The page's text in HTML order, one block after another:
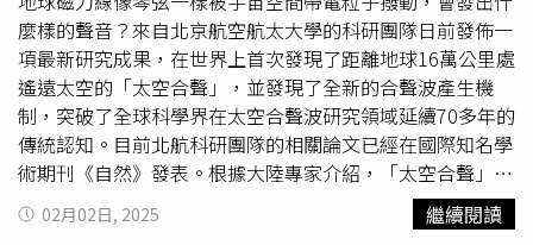
麼樣的聲音？來自北京航空航太大學的科研團隊日前發佈一
項最新研究成果，在世界上首次發現了距離地球16萬公里處
遙遠太空的「太空合聲」，並發現了全新的合聲波產生機
制，突破了全球科學界在太空合聲波研究領域延續70多年的
傳統認知。目前北航科研團隊的相關論文已經在國際知名學
術期刊《自然》發表。根據大陸專家介紹，「太空合聲」學
名為合聲波，是一種電磁波。傳統觀點認為它的產生與地球
磁場有關，如果將地球磁場的磁力線想像為兩端固定在地球
02月02日, 2025 繼續閱讀